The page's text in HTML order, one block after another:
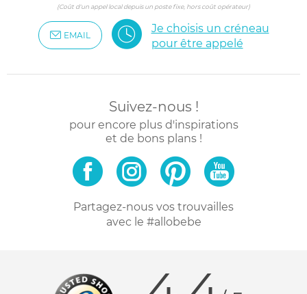
(Coût d'un appel local depuis un poste fixe, hors coût opérateur)
EMAIL
Je choisis un créneau
pour être appelé
Suivez-nous !
pour encore plus d'inspirations
et de bons plans !
Partagez-nous vos trouvailles
avec le #allobebe